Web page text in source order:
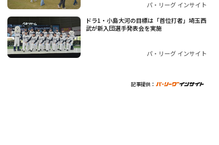
パ・リーグ インサイト
ドラ1・小島大河の目標は「首位打者」埼玉西
武が新入団選手発表会を実施
パ・リーグ インサイト
記事提供：